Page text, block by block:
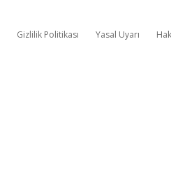
Gizlilik Politikası Yasal Uyarı